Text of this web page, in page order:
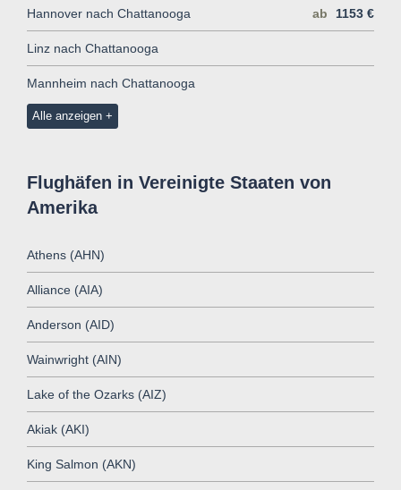
Hannover nach Chattanooga ab 1153 €
Linz nach Chattanooga
Mannheim nach Chattanooga
Alle anzeigen
Flughäfen in Vereinigte Staaten von
Amerika
Athens (AHN)
Alliance (AIA)
Anderson (AID)
Wainwright (AIN)
Lake of the Ozarks (AIZ)
Akiak (AKI)
King Salmon (AKN)